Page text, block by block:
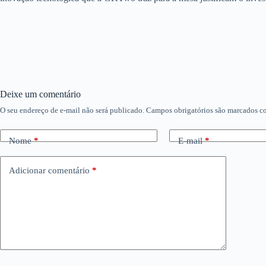
Deixe um comentário
O seu endereço de e-mail não será publicado. Campos obrigatórios são marcados
Nome* E-mail*
Adicionar comentário *